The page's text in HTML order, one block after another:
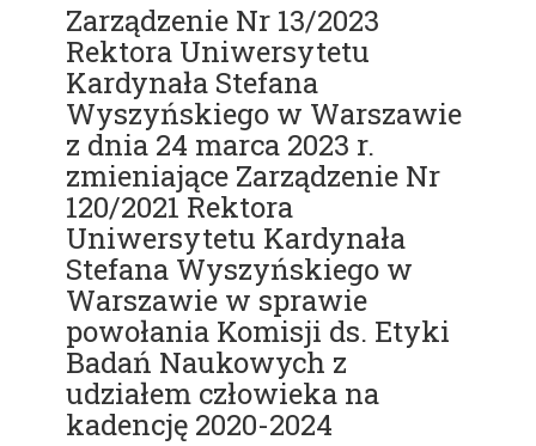
Zarządzenie Nr 13/2023
Rektora Uniwersytetu
Kardynała Stefana
Wyszyńskiego w Warszawie
z dnia 24 marca 2023 r.
zmieniające Zarządzenie Nr
120/2021 Rektora
Uniwersytetu Kardynała
Stefana Wyszyńskiego w
Warszawie w sprawie
powołania Komisji ds. Etyki
Badań Naukowych z
udziałem człowieka na
kadencję 2020-2024